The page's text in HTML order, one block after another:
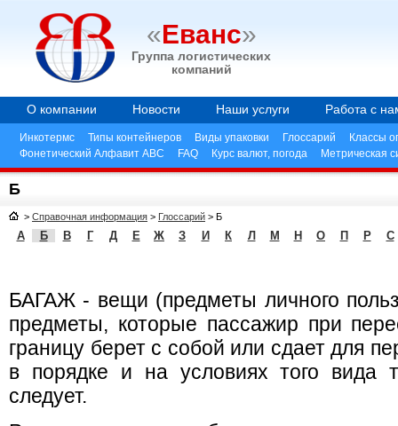
«Еванс»
Группа логистических
компаний
О компании Новости Наши услуги Работа с
Инкотермс Типы контейнеров Виды упаковки Глоссарий
Классы
Фонетический Алфавит ABC
FAQ Курс валют, погода Метрическая
Б
> Справочная информация > Глоссарий > Б
А Б В Г Д Е Ж З И К Л М Н О П Р С
БАГАЖ - вещи (предметы личного
предметы, которые пассажир при
границу берет с собой или сдает для
в порядке и на условиях того вида
следует.